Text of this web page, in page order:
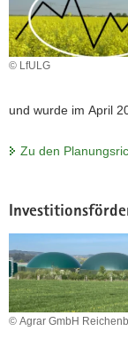
Tag der
im LVG
© LfULG
und wurde im April
Zu den
© Agrar GmbH